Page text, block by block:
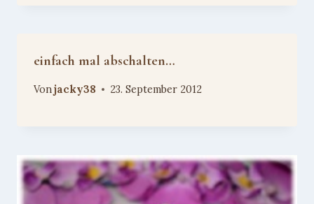
einfach mal abschalten…
Vonjacky38 23. September 2012